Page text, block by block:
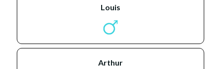
louis
arthur